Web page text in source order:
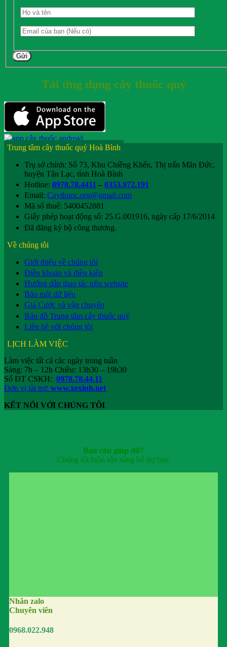
Gửi
Tải ứng dụng cây thuốc quý
Trung tâm cây thuốc quý Hoà Bình
Trụ sở chính: Số 73, Khu Chiềng Khến, Thị trấn Mãn Đức,
huyện Tân Lạc, tỉnh Hoà Bình
Hotline: 0978.78.4411 – 0353.972.191
Email: Caythuoc.org@gmail.com
Mã số thuế: 5400452881
Giấy phép hoạt động số: 25.G.001916, ngày cấp 17/6/2014
Đã đăng ký bộ công thương.
Về chúng tôi
Giới thiệu về chúng tôi
Điều khoản và điều kiện
Hướng dẫn thao tác trên website
Bảo mật dữ liệu
Giá Cước và vận chuyển
Bản đồ Trung tâm cây thuốc quý
Liên hệ với chúng tôi
LỊCH LÀM VIỆC
Làm việc tất cả các ngày trong tuần
Sáng: 7h – 12h Chiều: 13h30 – 19h30
Số ĐT CSKH: 0978.78.44.11
Đơn vị tài trợ: www.xexinh.net
KẾT NỐI VỚI CHÚNG TÔI
Bạn cần giúp đỡ?
Chúng tôi luôn sẵn sàng hỗ trợ bạn.
Nhắn zalo
Chuyên viên
0968.022.948